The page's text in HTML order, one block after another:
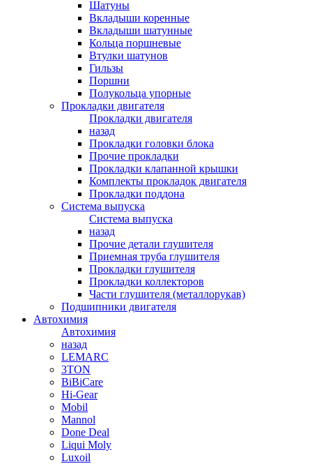
Шатуны
Вкладыши коренные
Вкладыши шатунные
Кольца поршневые
Втулки шатунов
Гильзы
Поршни
Полукольца упорные
Прокладки двигателя
Прокладки двигателя
назад
Прокладки головки блока
Прочие прокладки
Прокладки клапанной крышки
Комплекты прокладок двигателя
Прокладки поддона
Система выпуска
Система выпуска
назад
Прочие детали глушителя
Приемная труба глушителя
Прокладки глушителя
Прокладки коллекторов
Части глушителя (металлорукав)
Подшипники двигателя
Автохимия
Автохимия
назад
LEMARC
3TON
BiBiCare
Hi-Gear
Mobil
Mannol
Done Deal
Liqui Moly
Luxoil